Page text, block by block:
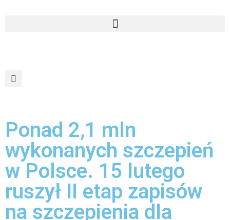
Ponad 2,1 mln
wykonanych szczepień
w Polsce. 15 lutego
ruszył II etap zapisów
na szczepienia dla